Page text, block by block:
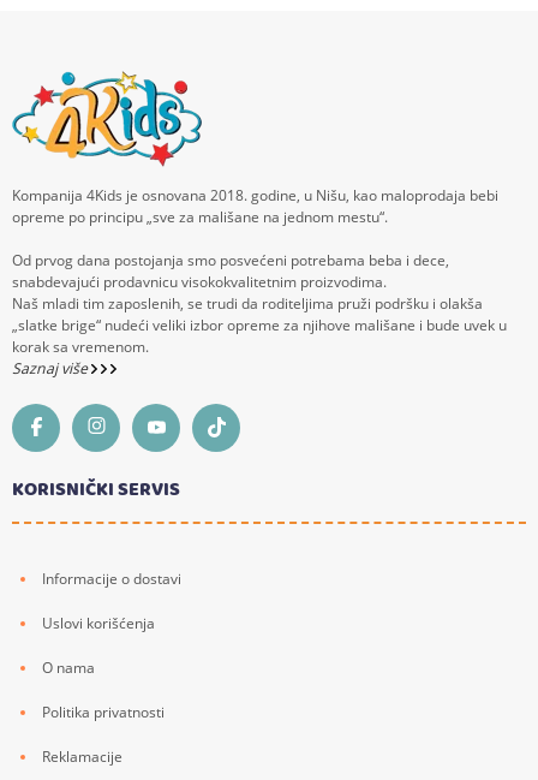
Kompanija 4Kids je osnovana 2018. godine, u Nišu, kao maloprodaja bebi
opreme po principu „sve za mališane na jednom mestu“.
Od prvog dana postojanja smo posvećeni potrebama beba i dece,
snabdevajući prodavnicu visokokvalitetnim proizvodima.
Naš mladi tim zaposlenih, se trudi da roditeljima pruži podršku i olakša
„slatke brige“ nudeći veliki izbor opreme za njihove mališane i bude uvek u
korak sa vremenom.
Saznaj više
KORISNIČKI SERVIS
Informacije o dostavi
Uslovi korišćenja
O nama
Politika privatnosti
Reklamacije